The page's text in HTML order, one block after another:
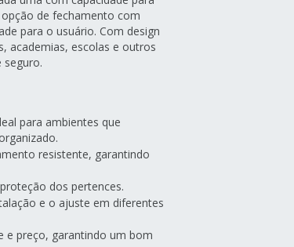
de fechamento com
para o usuário. Com design
academias, escolas e outros
seguro.
para ambientes que
resistente, garantindo
dos pertences.
e o ajuste em diferentes
e preço, garantindo um bom